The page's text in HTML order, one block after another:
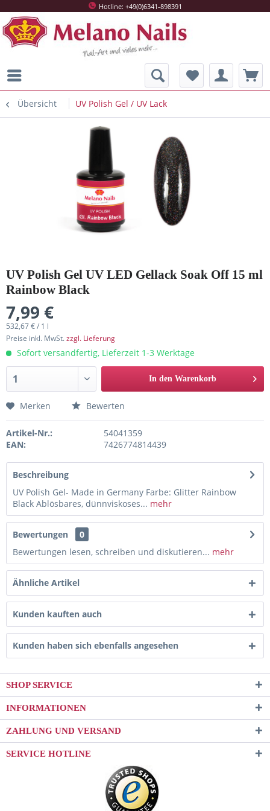
Hotline: +49(0)6341-898391
Übersicht UV Polish Gel / UV Lack
UV Polish Gel UV LED Gellack Soak Off 15 ml
Rainbow Black
7,99 €
532,67 € / 1 l
Preise inkl. MwSt.zzgl. Lieferung
Sofort versandfertig, Lieferzeit 1-3 Werktage
In den Warenkorb
Merken Bewerten
Artikel-Nr.:
54041359
EAN:
7426774814439
Beschreibung
UV Polish Gel- Made in Germany Farbe: Glitter Rainbow
Black Ablösbares, dünnviskoses... mehr
Bewertungen
0
Bewertungen lesen, schreiben und diskutieren... mehr
Ähnliche Artikel
Kunden kauften auch
Kunden haben sich ebenfalls angesehen
SHOP SERVICE
INFORMATIONEN
ZAHLUNG UND VERSAND
SERVICE HOTLINE